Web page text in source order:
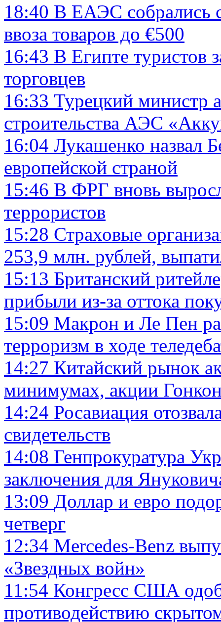
18:40 В ЕАЭС собрались
ввоза товаров до €500
16:43 В Египте туристов
торговцев
16:33 Турецкий министр
строительства АЭС
16:04 Лукашенко назвал
европейской страной
15:46 В ФРГ вновь
террористов
15:28 Страховые
253,9 млн. рублей,
15:13 Британский
прибыли из-за оттока
15:09 Макрон и Ле Пен
терроризм в ходе
14:27 Китайский рынок
минимумах, акции
14:24 Росавиация
свидетельств
14:08 Генпрокуратура
заключения для
13:09 Доллар и евро
четверг
12:34 Mercedes-Benz
«Звездных войн»
11:54 Конгресс США
противодействию